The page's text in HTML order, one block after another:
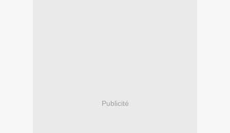
Publicité